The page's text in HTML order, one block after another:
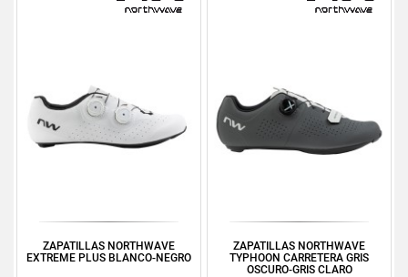
ZAPATILLAS NORTHWAVE
EXTREME PLUS BLANCO-NEGRO
ZAPATILLAS NORTHWAVE
TYPHOON CARRETERA GRIS
OSCURO-GRIS CLARO